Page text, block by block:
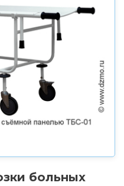
больных